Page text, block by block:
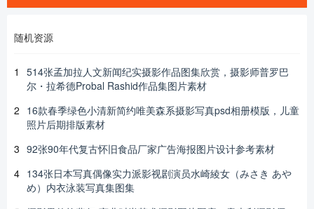
随机资源
1
514张孟加拉人文新闻纪实摄影作品图集欣赏，摄影师普罗巴
尔・拉希德Probal Rashid作品集图片素材
2 16款春季绿色小清新简约唯美森系摄影写真psd相册模版，儿童
照片后期排版素材
3 92张90年代复古怀旧食品厂家广告海报图片设计参考素材
4 134张日本写真偶像实力派影视剧演员水崎綾女（みさき あや
め）内衣泳装写真集图集